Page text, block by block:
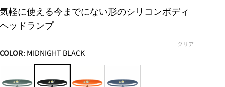
気軽に使える今までにない形のシリコンボディ
ヘッドランプ
COLOR: MIDNIGHT BLACK
クリア